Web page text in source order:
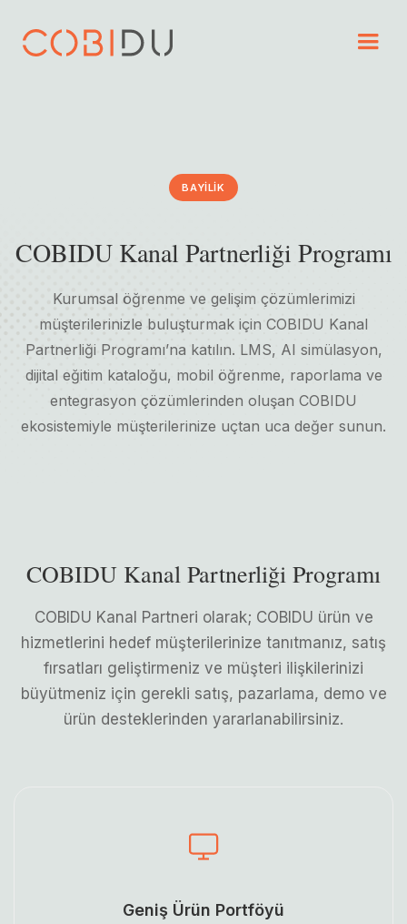
BAYILIK
COBIDU Kanal Partnerliği Programı
Kurumsal öğrenme ve gelişim çözümlerimizi
müşterilerinizle buluşturmak için COBIDU Kanal
Partnerliği Programı’na katılın. LMS, AI simülasyon,
dijital eğitim kataloğu, mobil öğrenme, raporlama ve
entegrasyon çözümlerinden oluşan COBIDU
ekosistemiyle müşterilerinize uçtan uca değer sunun.
COBIDU Kanal Partnerliği Programı
COBIDU Kanal Partneri olarak; COBIDU ürün ve
hizmetlerini hedef müşterilerinize tanıtmanız, satış
fırsatları geliştirmeniz ve müşteri ilişkilerinizi
büyütmeniz için gerekli satış, pazarlama, demo ve
ürün desteklerinden yararlanabilirsiniz.
Geniş Ürün Portföyü